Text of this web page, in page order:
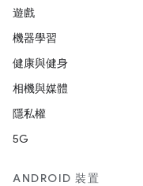
遊戲
機器學習
健康與健身
相機與媒體
隱私權
5G
ANDROID 裝置